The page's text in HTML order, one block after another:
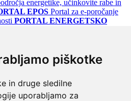
piškotke
in druge sledilne
uporabljamo za
energetike, učinkovite rabe in
EPOS Portal za e-poročanje
PORTAL ENERGETSKO
izkaznic - za izdelovalce in
Osrednje spletno mesto o državni
Državni portal za podjetja in
portal odprtih podatkov